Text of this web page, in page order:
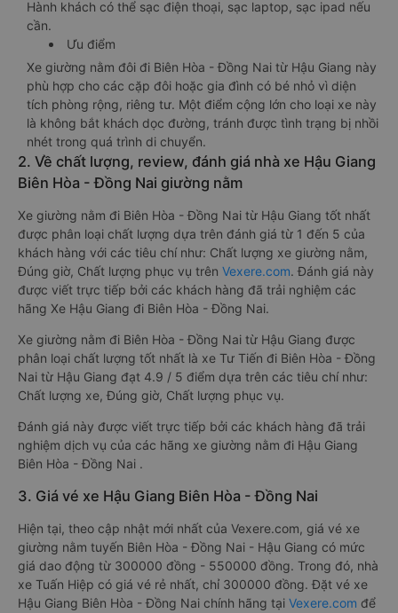
Hành khách có thể sạc điện thoại, sạc laptop, sạc ipad nếu
cần.
Ưu điểm
Xe giường nằm đôi đi Biên Hòa - Đồng Nai từ Hậu Giang này
phù hợp cho các cặp đôi hoặc gia đình có bé nhỏ vì diện
tích phòng rộng, riêng tư. Một điểm cộng lớn cho loại xe này
là không bắt khách dọc đường, tránh được tình trạng bị nhồi
nhét trong quá trình di chuyển.
2. Về chất lượng, review, đánh giá nhà xe Hậu Giang
Biên Hòa - Đồng Nai giường nằm
Xe giường nằm đi Biên Hòa - Đồng Nai từ Hậu Giang tốt nhất
được phân loại chất lượng dựa trên đánh giá từ 1 đến 5 của
khách hàng với các tiêu chí như: Chất lượng xe giường nằm,
Đúng giờ, Chất lượng phục vụ trên Vexere.com. Đánh giá này
được viết trực tiếp bởi các khách hàng đã trải nghiệm các
hãng Xe Hậu Giang đi Biên Hòa - Đồng Nai.
Xe giường nằm đi Biên Hòa - Đồng Nai từ Hậu Giang được
phân loại chất lượng tốt nhất là xe Tư Tiến đi Biên Hòa - Đồng
Nai từ Hậu Giang đạt 4.9 / 5 điểm dựa trên các tiêu chí như:
Chất lượng xe, Đúng giờ, Chất lượng phục vụ.
Đánh giá này được viết trực tiếp bởi các khách hàng đã trải
nghiệm dịch vụ của các hãng xe giường nằm đi Hậu Giang
Biên Hòa - Đồng Nai .
3. Giá vé xe Hậu Giang Biên Hòa - Đồng Nai
Hiện tại, theo cập nhật mới nhất của Vexere.com, giá vé xe
giường nằm tuyến Biên Hòa - Đồng Nai - Hậu Giang có mức
giá dao động từ 300000 đồng - 550000 đồng. Trong đó, nhà
xe Tuấn Hiệp có giá vé rẻ nhất, chỉ 300000 đồng. Đặt vé xe
Hậu Giang Biên Hòa - Đồng Nai chính hãng tại Vexere.com để